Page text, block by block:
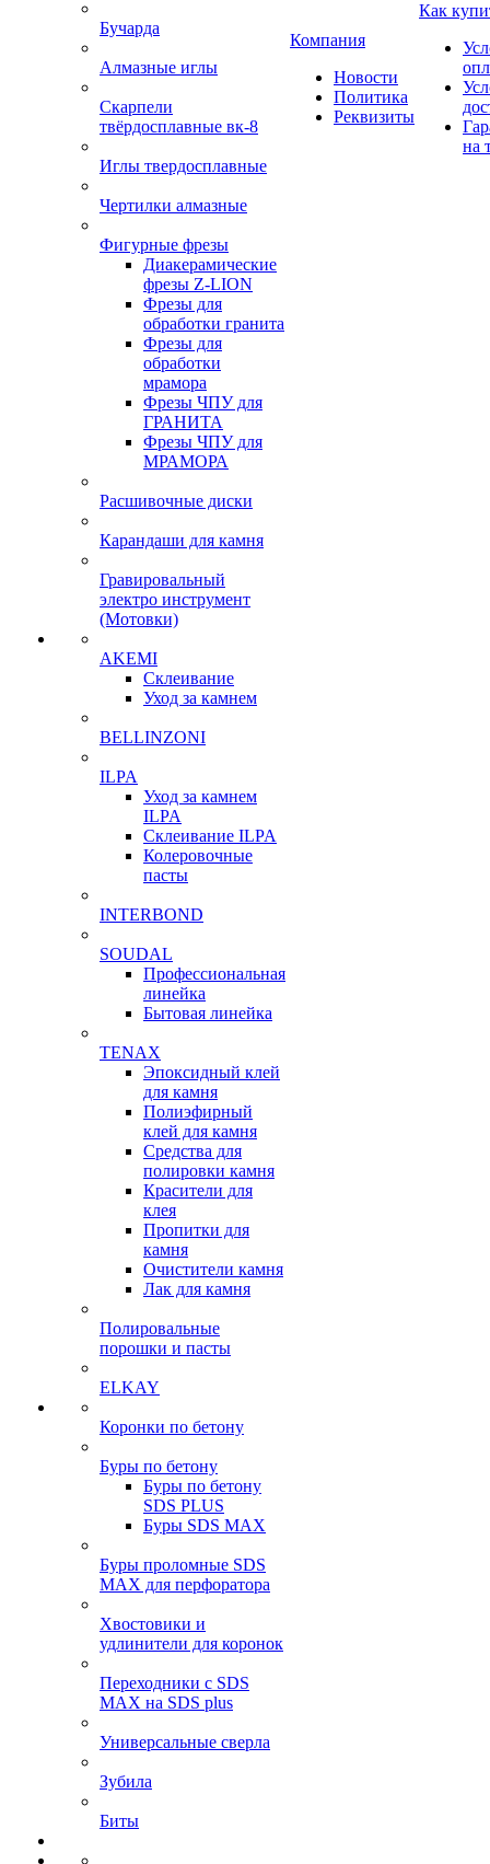
Бучарда
Алмазные иглы
Скарпели
твёрдосплавные вк-8
Иглы твердосплавные
Чертилки алмазные
Фигурные фрезы
Диакерамические
фрезы Z-LION
Фрезы для
обработки гранита
Фрезы для
обработки
мрамора
Фрезы ЧПУ для
ГРАНИТА
Фрезы ЧПУ для
МРАМОРА
Расшивочные диски
Карандаши для камня
Гравировальный
электро инструмент
(Мотовки)
AKEMI
Склеивание
Уход за камнем
BELLINZONI
ILPA
Уход за камнем
ILPA
Склеивание ILPA
Колеровочные
пасты
INTERBOND
SOUDAL
Профессиональная
линейка
Бытовая линейка
TENAX
Эпоксидный клей
для камня
Полиэфирный
клей для камня
Средства для
полировки камня
Красители для
клея
Пропитки для
камня
Очистители камня
Лак для камня
Полировальные
порошки и пасты
ELKAY
Коронки по бетону
Буры по бетону
Буры по бетону
SDS PLUS
Буры SDS MAX
Буры проломные SDS
MAX для перфоратора
Хвостовики и
удлинители для коронок
Переходники с SDS
MAX на SDS plus
Универсальные сверла
Зубила
Биты
Компания
Новости
Политика
Реквизиты
Как
на